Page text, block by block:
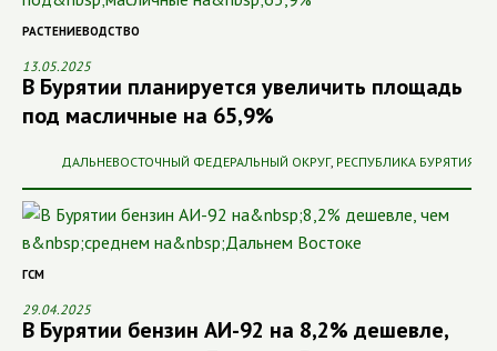
РАСТЕНИЕВОДСТВО
13.05.2025
В Бурятии планируется увеличить площадь
под масличные на 65,9%
ДАЛЬНЕВОСТОЧНЫЙ ФЕДЕРАЛЬНЫЙ ОКРУГ, РЕСПУБЛИКА БУРЯТИЯ
ГСМ
29.04.2025
В Бурятии бензин АИ-92 на 8,2% дешевле,